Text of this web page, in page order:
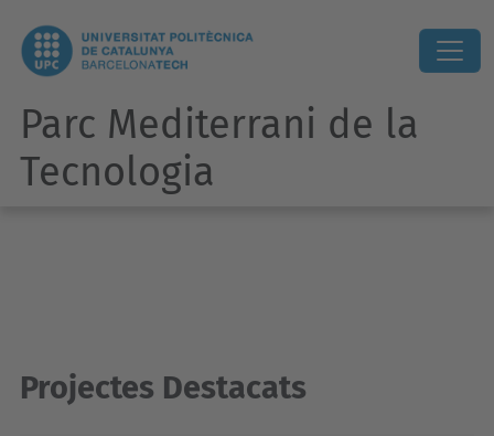
Parc Mediterrani de la
Tecnologia
Projectes Destacats